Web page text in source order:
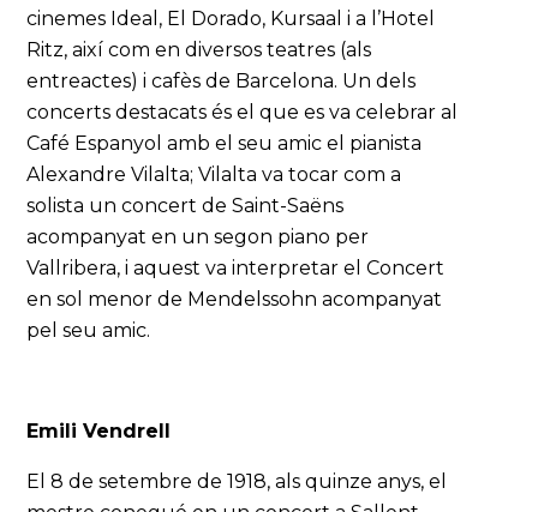
cinemes Ideal, El Dorado, Kursaal i a l’Hotel
Ritz, així com en diversos teatres (als
entreactes) i cafès de Barcelona. Un dels
concerts destacats és el que es va celebrar al
Café Espanyol amb el seu amic el pianista
Alexandre Vilalta; Vilalta va tocar com a
solista un concert de Saint-Saëns
acompanyat en un segon piano per
Vallribera, i aquest va interpretar el Concert
en sol menor de Mendelssohn acompanyat
pel seu amic.
Emili Vendrell
El 8 de setembre de 1918, als quinze anys, el